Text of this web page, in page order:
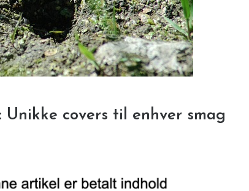
Unikke covers til enhver smag